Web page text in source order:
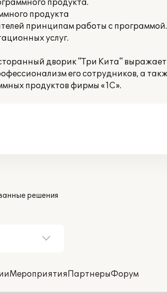
продукта.
продукта
принципам работы с программой.
услуг.
дворик "Три Кита"
его сотрудников, а
продуктов фирмы «1С».
решения
МероприятияПартнерыФорум